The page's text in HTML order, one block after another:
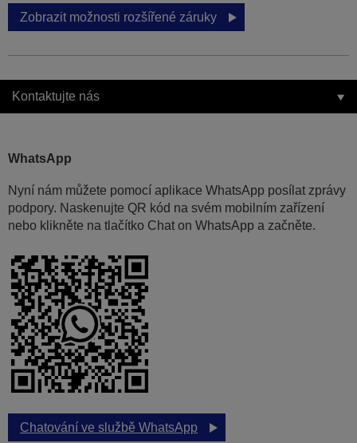
Zobrazit možnosti rozšířené záruky
Kontaktujte nás
WhatsApp
Nyní nám můžete pomocí aplikace WhatsApp posílat zprávy
podpory. Naskenujte QR kód na svém mobilním zařízení
nebo klikněte na tlačítko Chat on WhatsApp a začněte.
Chatování ve službě WhatsApp